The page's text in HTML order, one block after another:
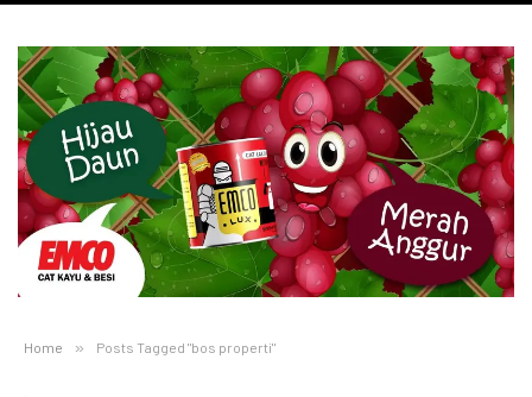
Home » Posts Tagged "bos properti"